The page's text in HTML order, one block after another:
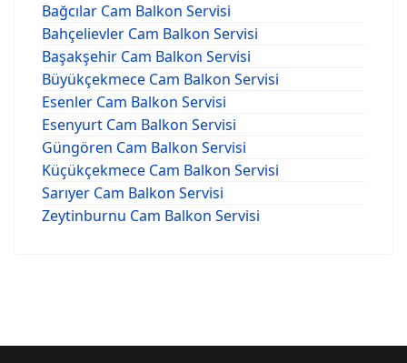
Bağcılar Cam Balkon Servisi
Bahçelievler Cam Balkon Servisi
Başakşehir Cam Balkon Servisi
Büyükçekmece Cam Balkon Servisi
Esenler Cam Balkon Servisi
Esenyurt Cam Balkon Servisi
Güngören Cam Balkon Servisi
Küçükçekmece Cam Balkon Servisi
Sarıyer Cam Balkon Servisi
Zeytinburnu Cam Balkon Servisi